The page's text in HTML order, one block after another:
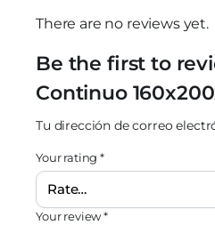
There are no reviews yet.
Be the first to
Continuo
Tu dirección de correo
Your rating*
Your review*